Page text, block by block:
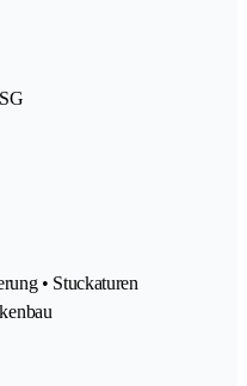
• Stuckaturen